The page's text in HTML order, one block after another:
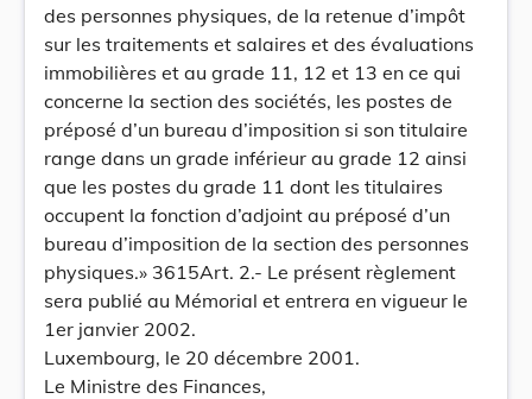
des personnes physiques, de la retenue d’impôt
sur les traitements et salaires et des évaluations
immobilières et au grade 11, 12 et 13 en ce qui
concerne la section des sociétés, les postes de
préposé d’un bureau d’imposition si son titulaire
range dans un grade inférieur au grade 12 ainsi
que les postes du grade 11 dont les titulaires
occupent la fonction d’adjoint au préposé d’un
bureau d’imposition de la section des personnes
physiques.» 3615Art. 2.- Le présent règlement
sera publié au Mémorial et entrera en vigueur le
1er janvier 2002.
Luxembourg, le 20 décembre 2001.
Le Ministre des Finances,